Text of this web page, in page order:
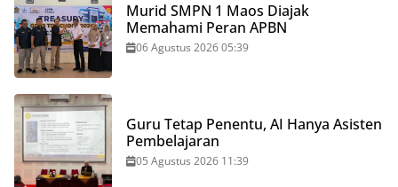
Murid SMPN 1 Maos Diajak
Memahami Peran APBN
06 Agustus 2026 05:39
Guru Tetap Penentu, AI Hanya Asisten
Pembelajaran
05 Agustus 2026 11:39